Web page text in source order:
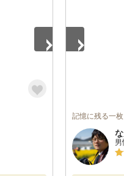
記憶に残る一